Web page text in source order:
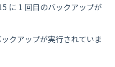
に 1 回目のバックアップが
クアップが実行されていま